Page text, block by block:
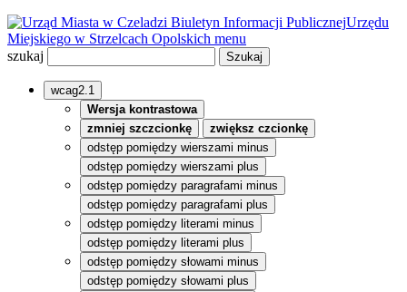
Biuletyn Informacji PublicznejUrzędu
Miejskiego w Strzelcach Opolskich menu
szukaj
wcag2.1
Wersja kontrastowa
zmniej szczcionkę
zwiększ czcionkę
odstęp pomiędzy wierszami minus
odstęp pomiędzy wierszami plus
odstęp pomiędzy paragrafami minus
odstęp pomiędzy paragrafami plus
odstęp pomiędzy literami minus
odstęp pomiędzy literami plus
odstęp pomiędzy słowami minus
odstęp pomiędzy słowami plus